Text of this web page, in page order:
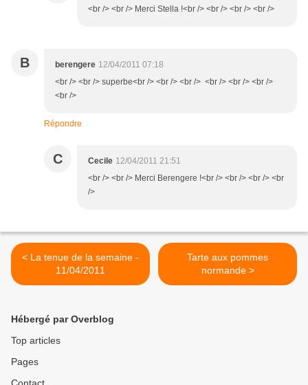
<br /> <br /> Merci Stella !<br /> <br /> <br /> <br />
B berengere 12/04/2011 07:18
<br /> <br /> superbe<br /> <br /> <br /> <br /> <br /> <br />
<br />
Répondre
C Cecile 12/04/2011 21:51
<br /> <br /> Merci Berengere !<br /> <br /> <br /> <br
/>
< La tenue de la semaine -
11/04/2011
Tarte aux pommes
normande >
Hébergé par Overblog
Top articles
Pages